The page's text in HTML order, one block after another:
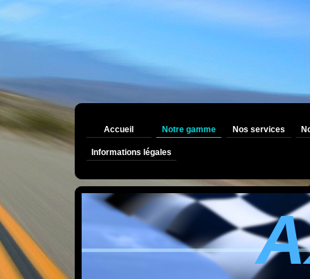
Accueil Notre gamme Nos services
Informations légales